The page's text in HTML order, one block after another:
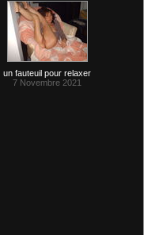
un fauteuil pour relaxer
7 Novembre 2021